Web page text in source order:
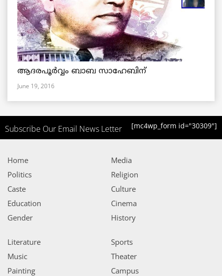
ആദരപൂര്‍വ്വം ബാബ സാഹേബിന്
June 19, 2016
Subscribe Our Email News Letter [mc4wp_form id="30309"]
Home
Politics
Caste
Education
Gender
Media
Religion
Culture
Cinema
History
Literature
Music
Painting
Sports
Theater
Campus